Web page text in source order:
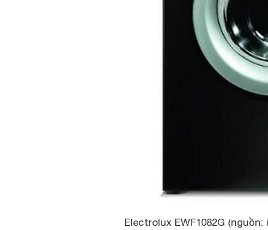
Electrolux EWF1082G (nguồn: